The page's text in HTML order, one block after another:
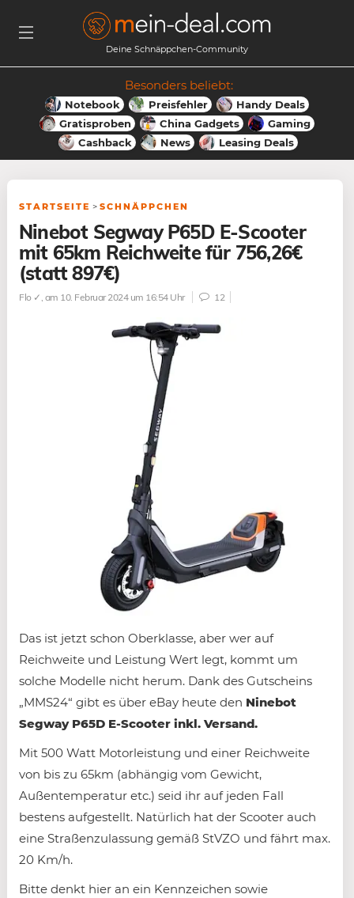
Deine Schnäppchen-Community
Besonders beliebt:
Notebook Preisfehler
Handy Deals
Gratisproben
China Gadgets
Gaming
Cashback
News Leasing Deals
STARTSEITE > SCHNÄPPCHEN
Ninebot Segway P65D E-Scooter
mit 65km Reichweite für 756,26€
(statt 897€)
Flo ✓ , am 10. Februar 2024 um 16:54 Uhr 12
Das ist jetzt schon Oberklasse, aber wer auf
Reichweite und Leistung Wert legt, kommt um
solche Modelle nicht herum. Dank des Gutscheins
„MMS24“ gibt es über eBay heute den Ninebot
Segway P65D E-Scooter inkl. Versand.
Mit 500 Watt Motorleistung und einer Reichweite
von bis zu 65km (abhängig vom Gewicht,
Außentemperatur etc.) seid ihr auf jeden Fall
bestens aufgestellt. Natürlich hat der Scooter auch
eine Straßenzulassung gemäß StVZO und fährt max.
20 Km/h.
Bitte denkt hier an ein Kennzeichen sowie